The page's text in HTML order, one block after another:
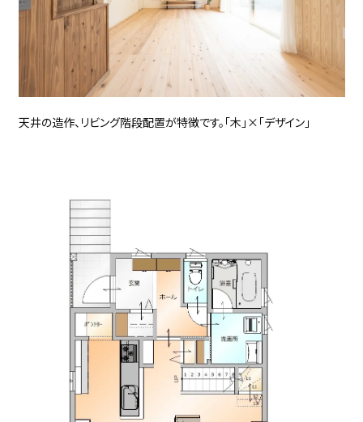
天井の造作、リビング階段配置が特徴です。「木」×「デザイン」